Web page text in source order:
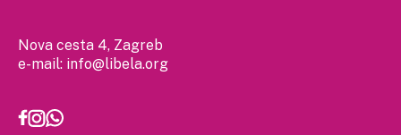
Nova cesta 4, Zagreb
e-mail: info@libela.org